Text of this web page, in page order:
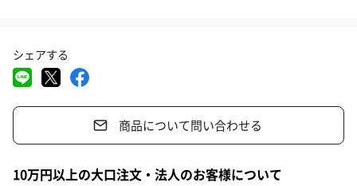
日本の大地で育った植物の香りは、心と身体の深層から私たちを
癒し力を与えてくれます。
柚子や橙などの馴染みのある香りから、月桃や黒文字や高野槇な
どの貴重な香りまで、
さまざまな日本の植物の香りを使用しています。
シェアする
商品について問い合わせる
10万円以上の大口注文・法人のお客様について